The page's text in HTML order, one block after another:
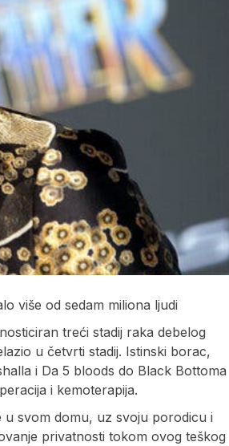
više od sedam miliona ljudi
treći stadij raka debelog
u četvrti stadij. Istinski borac,
i Da 5 bloods do Black Bottoma
i kemoterapija.
u svom domu, uz svoju porodicu i
privatnosti tokom ovog teškog